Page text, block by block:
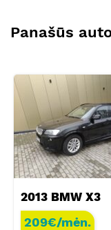
Panašūs
2013 BMW X3
209€/mėn.